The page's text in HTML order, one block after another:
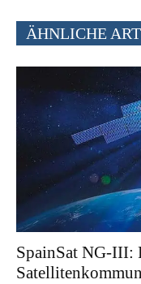
ÄHNLICHE
SpainSat NG-III: